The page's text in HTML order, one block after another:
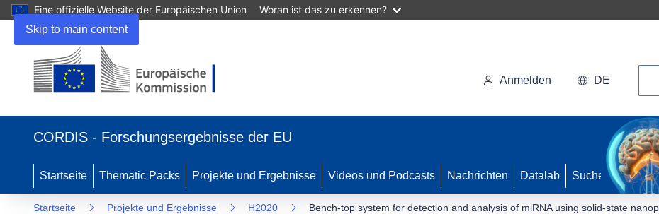
Skip to main content
Eine offizielle Website der Europäischen Union Woran ist das zu erkennen?
neuem
Anmelden DE
CORDIS - Forschungsergebnisse der EU
Startseite Thematic Packs Projekte und Ergebnisse Videos und Podcasts Nachrichten Datalab Suche
Startseite Projekte und Ergebnisse H2020 Bench-top system for detection and analysis of miRNA using solid-state